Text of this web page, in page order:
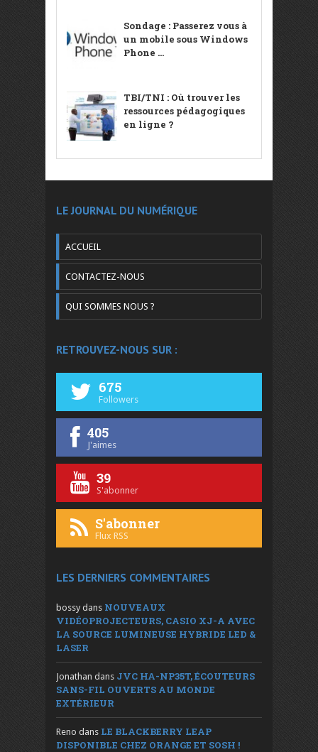
Sondage : Passerez vous à
un mobile sous Windows
Phone ...
TBI/TNI : Où trouver les
ressources pédagogiques
en ligne ?
LE JOURNAL DU NUMÉRIQUE
ACCUEIL
CONTACTEZ-NOUS
QUI SOMMES NOUS ?
RETROUVEZ-NOUS SUR :
675
Followers
405
J'aimes
39
S'abonner
S'abonner
Flux RSS
LES DERNIERS COMMENTAIRES
bossy dans NOUVEAUX
VIDÉOPROJECTEURS, CASIO XJ-A AVEC
LA SOURCE LUMINEUSE HYBRIDE LED &
LASER
Jonathan dans JVC HA-NP35T, ÉCOUTEURS
SANS-FIL OUVERTS AU MONDE
EXTÉRIEUR
Reno dans LE BLACKBERRY LEAP
DISPONIBLE CHEZ ORANGE ET SOSH !